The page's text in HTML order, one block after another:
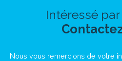
Intéressé
Nous vous remercions de votre